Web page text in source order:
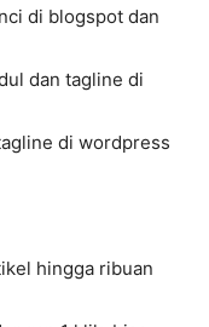
di blogspot dan
dan tagline di
di wordpress
hingga ribuan